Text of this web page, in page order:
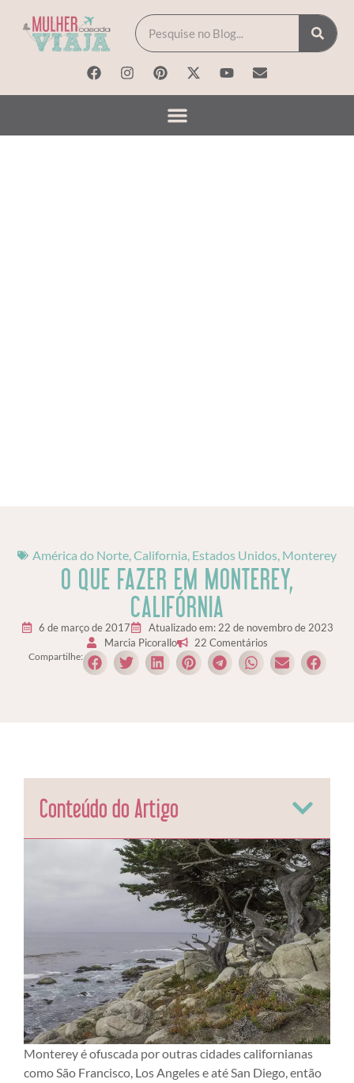
América do Norte California Estados Unidos Monterey
O QUE FAZER EM MONTEREY,
CALIFÓRNIA
6 de março de 2017
Atualizado em: 22 de novembro de 2023
Marcia Picorallo
22 Comentários
Compartilhe:
Conteúdo do Artigo
Monterey é ofuscada por outras cidades californianas
como São Francisco, Los Angeles e até San Diego, então